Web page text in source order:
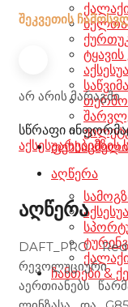
თერმო
ფეხსაცმელი
ჩანთები &
შეკვეთის
არ არის მარაგში
სწრაფი
აქსესუარებიმზის
აღწერა
აღწერა
DAFT_PRO
აერთიანებს